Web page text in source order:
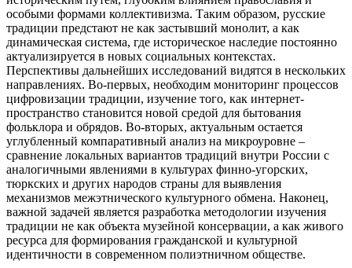
особыми формами коллективизма. Таким образом, русские
традиции предстают не как застывший монолит, а как
динамическая система, где историческое наследие постоянно
актуализируется в новых социальных контекстах.
Перспективы дальнейших исследований видятся в нескольких
направлениях. Во-первых, необходим мониторинг процессов
цифровизации традиции, изучение того, как интернет-
пространство становится новой средой для бытования
фольклора и обрядов. Во-вторых, актуальным остается
углубленный компаративный анализ на микроуровне –
сравнение локальных вариантов традиций внутри России с
аналогичными явлениями в культурах финно-угорских,
тюркских и других народов страны для выявления
механизмов межэтнического культурного обмена. Наконец,
важной задачей является разработка методологии изучения
традиции не как объекта музейной консервации, а как живого
ресурса для формирования гражданской и культурной
идентичности в современном полиэтничном обществе.